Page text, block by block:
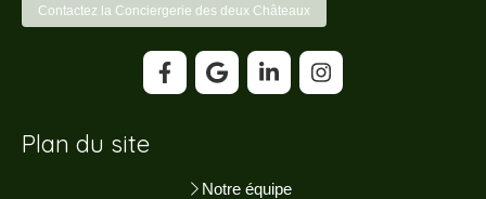
Contactez la Conciergerie des deux Châteaux
Plan du site
Notre équipe